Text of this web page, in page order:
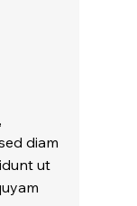
diam
ut